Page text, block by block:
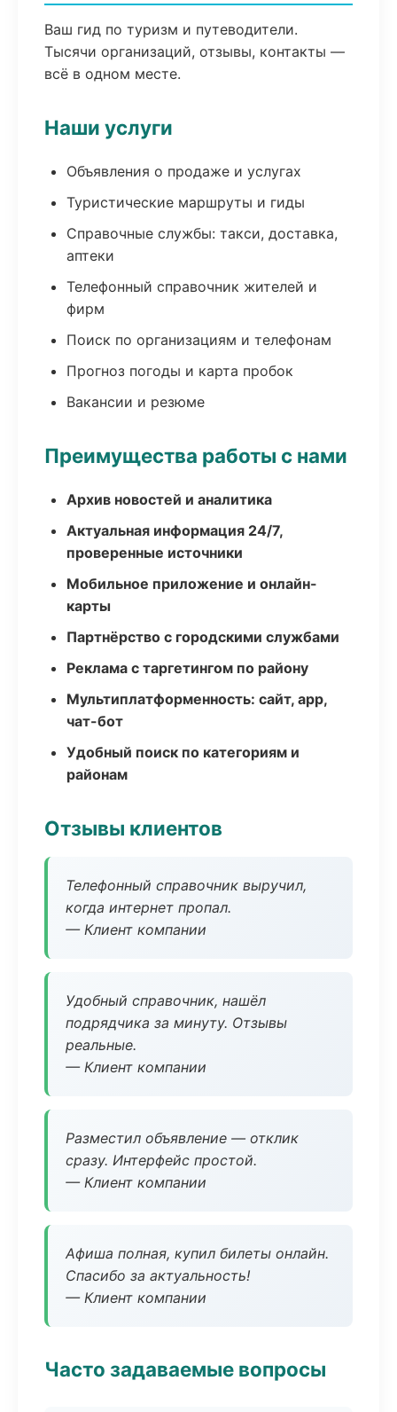
Ваш гид по туризм и путеводители.
Тысячи организаций, отзывы, контакты —
всё в одном месте.
Наши услуги
Объявления о продаже и услугах
Туристические маршруты и гиды
Справочные службы: такси, доставка,
аптеки
Телефонный справочник жителей и
фирм
Поиск по организациям и телефонам
Прогноз погоды и карта пробок
Вакансии и резюме
Преимущества работы с нами
Архив новостей и аналитика
Актуальная информация 24/7,
проверенные источники
Мобильное приложение и онлайн-
карты
Партнёрство с городскими службами
Реклама с таргетингом по району
Мультиплатформенность: сайт, app,
чат-бот
Удобный поиск по категориям и
районам
Отзывы клиентов
Телефонный справочник выручил,
когда интернет пропал.
— Клиент компании
Удобный справочник, нашёл
подрядчика за минуту. Отзывы
реальные.
— Клиент компании
Разместил объявление — отклик
сразу. Интерфейс простой.
— Клиент компании
Афиша полная, купил билеты онлайн.
Спасибо за актуальность!
— Клиент компании
Часто задаваемые вопросы